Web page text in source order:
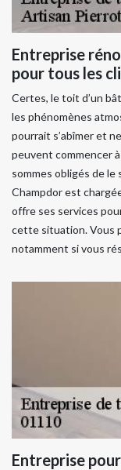
Entreprise
pour tous les
Certes, le toit d’un
les phénomènes
pourrait s’abîmer et
peuvent commencer
sommes obligés de le
Champdor est
offre ses services
cette situation. Vous
notamment si vous
Entreprise